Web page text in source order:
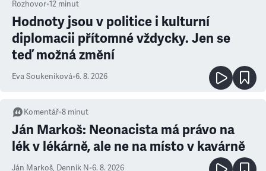
Rozhovor•12 minut
Hodnoty jsou v politice i kulturní
diplomacii přítomné vždycky. Jen se
teď možná změní
Eva Soukeníková•6. 8. 2026
Komentář•8 minut
Ján Markoš: Neonacista má právo na
lék v lékárně, ale ne na místo v kavárně
Ján Markoš, Denník N•6. 8. 2026